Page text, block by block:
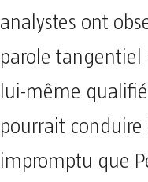
analystes ont
parole tangentiel
lui-même
pourrait
impromptu que